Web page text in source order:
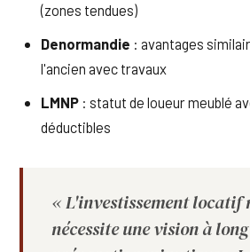
(zones tendues)
Denormandie : avantages
l'ancien avec travaux
LMNP : statut de loueur meublé
déductibles
« L'investissement locatif
nécessite une vision à